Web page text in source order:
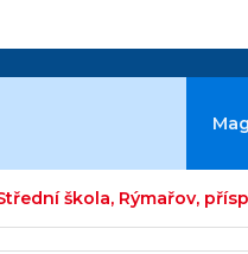
škola, Rýmařov,